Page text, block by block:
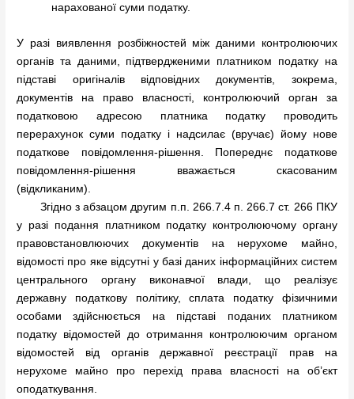
нарахованої суми податку.
У разі виявлення розбіжностей між даними контролюючих
органів та даними, підтвердженими платником податку на
підставі оригіналів відповідних документів, зокрема,
документів на право власності, контролюючий орган за
податковою адресою платника податку проводить
перерахунок суми податку і надсилає (вручає) йому нове
податкове повідомлення-рішення. Попереднє податкове
повідомлення-рішення вважається скасованим
(відкликаним).
Згідно з абзацом другим п.п. 266.7.4 п. 266.7 ст. 266 ПКУ
у разі подання платником податку контролюючому органу
правовстановлюючих документів на нерухоме майно,
відомості про яке відсутні у базі даних інформаційних систем
центрального органу виконавчої влади, що реалізує
державну податкову політику, сплата податку фізичними
особами здійснюється на підставі поданих платником
податку відомостей до отримання контролюючим органом
відомостей від органів державної реєстрації прав на
нерухоме майно про перехід права власності на об’єкт
оподаткування.